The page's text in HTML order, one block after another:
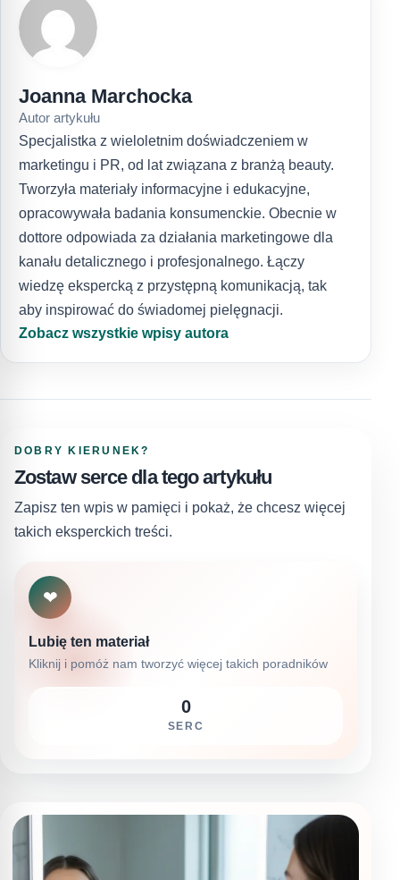
Joanna Marchocka
Autor artykułu
Specjalistka z wieloletnim doświadczeniem w
marketingu i PR, od lat związana z branżą beauty.
Tworzyła materiały informacyjne i edukacyjne,
opracowywała badania konsumenckie. Obecnie w
dottore odpowiada za działania marketingowe dla
kanału detalicznego i profesjonalnego. Łączy
wiedzę ekspercką z przystępną komunikacją, tak
aby inspirować do świadomej pielęgnacji.
Zobacz wszystkie wpisy autora
DOBRY KIERUNEK?
Zostaw serce dla tego artykułu
Zapisz ten wpis w pamięci i pokaż, że chcesz więcej
takich eksperckich treści.
❤
Lubię ten materiał
Kliknij i pomóż nam tworzyć więcej takich poradników
0
SERC